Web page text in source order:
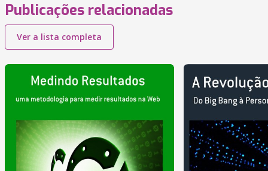
Publicações relacionadas
Ver a lista completa